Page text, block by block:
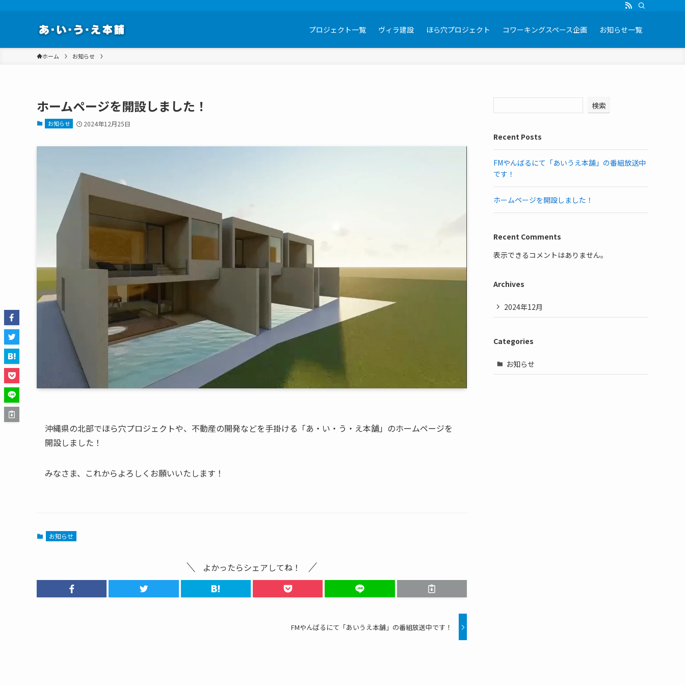
プロジェクト一覧 ヴィラ建設 ほら穴プロジェクト コワーキングスペース企画 お知らせ一覧
ホーム お知らせ
ホームページを開設しました！
お知らせ 2024年12月25日
沖縄県の北部でほら穴プロジェクトや、不動産の開発などを手掛ける「あ・い・う・え本舗」のホームページを
開設しました！
みなさま、これからよろしくお願いいたします！
お知らせ
よかったらシェアしてね！
FMやんばるにて「あいうえ本舗」の番組放送中です！
検索
Recent Posts
FMやんばるにて「あいうえ本舗」の番組放送中
です！
ホームページを開設しました！
Recent Comments
表示できるコメントはありません。
Archives
2024年12月
Categories
お知らせ